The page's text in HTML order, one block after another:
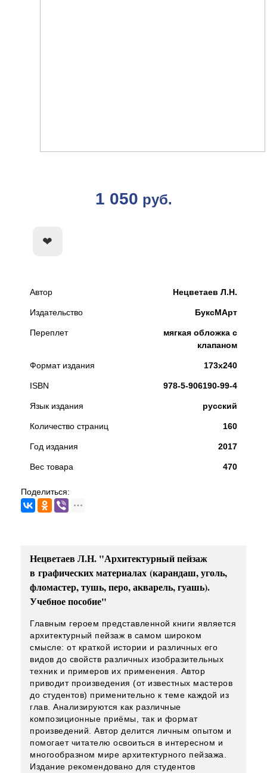
1 050 руб.
Автор Нецветаев Л.Н.
Издательство БуксМАрт
Переплет
мягкая обложка с
клапаном
Формат издания 173x240
ISBN 978-5-906190-99-4
Язык издания русский
Количество страниц 160
Год издания 2017
Вес товара 470
Поделиться:
Нецветаев Л.Н. "Архитектурный пейзаж
в графических материалах (карандаш, уголь,
фломастер, тушь, перо, акварель, гуашь).
Учебное пособие"
Главным героем представленной книги является
архитектурный пейзаж в самом широком
смысле: от краткой истории и различных его
видов до свойств различных изобразительных
техник и примеров их применения. Автор
приводит произведения (от известных мастеров
до студентов) применительно к теме каждой из
глав. Анализируются как различные
композиционные приёмы, так и формат
произведений. Автор делится личным опытом и
помогает читателю освоиться в интересном и
многообразном мире архитектурного пейзажа.
Издание рекомендовано для студентов